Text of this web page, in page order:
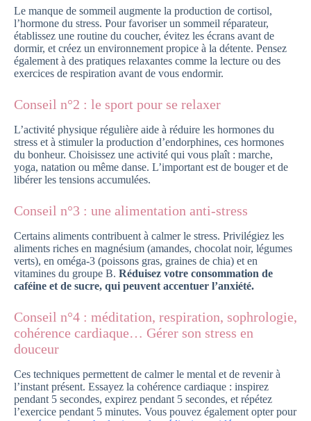
Le manque de sommeil augmente la production de cortisol,
l’hormone du stress. Pour favoriser un sommeil réparateur,
établissez une routine du coucher, évitez les écrans avant de
dormir, et créez un environnement propice à la détente. Pensez
également à des pratiques relaxantes comme la lecture ou des
exercices de respiration avant de vous endormir.
Conseil n°2 : le sport pour se relaxer
L’activité physique régulière aide à réduire les hormones du
stress et à stimuler la production d’endorphines, ces hormones
du bonheur. Choisissez une activité qui vous plaît : marche,
yoga, natation ou même danse. L’important est de bouger et de
libérer les tensions accumulées.
Conseil n°3 : une alimentation anti-stress
Certains aliments contribuent à calmer le stress. Privilégiez les
aliments riches en magnésium (amandes, chocolat noir, légumes
verts), en oméga-3 (poissons gras, graines de chia) et en
vitamines du groupe B. Réduisez votre consommation de
caféine et de sucre, qui peuvent accentuer l’anxiété.
Conseil n°4 : méditation, respiration, sophrologie,
cohérence cardiaque… Gérer son stress en
douceur
Ces techniques permettent de calmer le mental et de revenir à
l’instant présent. Essayez la cohérence cardiaque : inspirez
pendant 5 secondes, expirez pendant 5 secondes, et répétez
l’exercice pendant 5 minutes. Vous pouvez également opter pour